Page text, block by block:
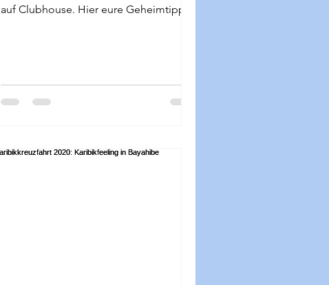
auf Clubhouse. Hier eure Geheimtipps